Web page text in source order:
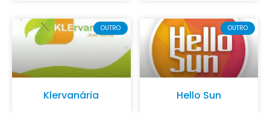
OUTRO
Klervanária
OUTRO
Hello Sun